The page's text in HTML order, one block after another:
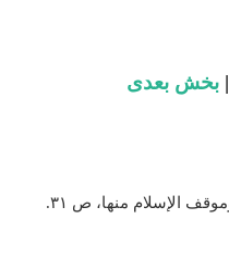
|بخش بعدی
الإسلام منها، ص ۳۱.